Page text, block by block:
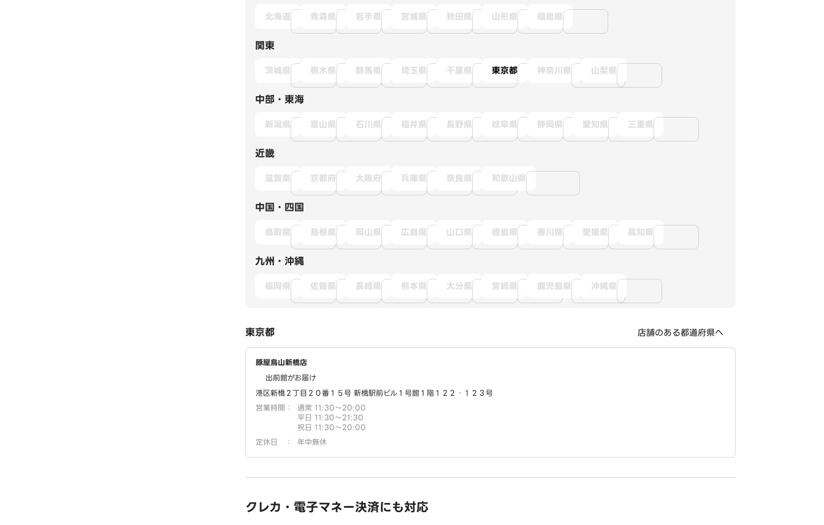
北海道 青森県 岩手県 宮城県 秋田県 山形県 福島県
関東
茨城県 栃木県 群馬県 埼玉県 千葉県 東京都 神奈川県 山梨県
中部・東海
新潟県 富山県 石川県 福井県 長野県 岐阜県 静岡県 愛知県 三重県
近畿
滋賀県 京都府 大阪府 兵庫県 奈良県 和歌山県
中国・四国
鳥取県 島根県 岡山県 広島県 山口県 徳島県 香川県 愛媛県 高知県
九州・沖縄
福岡県 佐賀県 長崎県 熊本県 大分県 宮崎県 鹿児島県 沖縄県
東京都 店舗のある都道府県へ
豚屋鳥山新橋店
出前館がお届け
港区新橋２丁目２０番１５号 新橋駅前ビル１号館１階１２２・１２３号
営業時間 ：
通常 11:30～20:00
平日 11:30～21:30
祝日 11:30～20:00
定休日
： 年中無休
クレカ・電子マネー決済にも対応